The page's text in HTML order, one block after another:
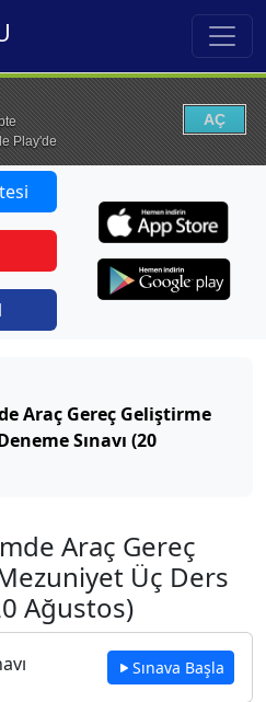
Play'de
AÇ
Araç Gereç Geliştirme
Sınavı (20
Araç Gereç
Üç Ders
Ağustos)
Sınava Başla